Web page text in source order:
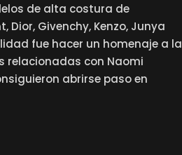
de alta costura de
Dior, Givenchy, Kenzo, Junya
fue hacer un homenaje a la
relacionadas con Naomi
abrirse paso en